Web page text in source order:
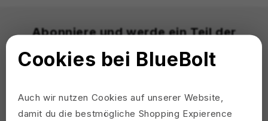
Abonniere und werde ein Teil der
Familie
Produkten und weitere Überraschungen – nur für
Mitglieder.
Cookies bei BlueBolt
Auch wir nutzen Cookies auf unserer Website,
damit du die bestmögliche Shopping Expierence